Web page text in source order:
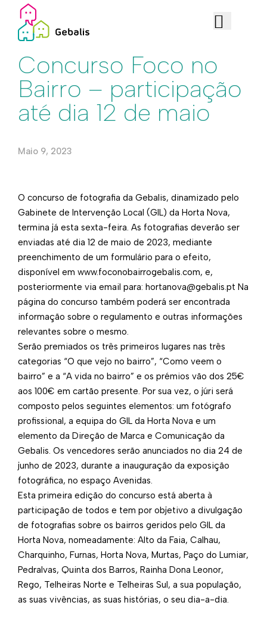
Institucional
Concurso Foco no
Bairro – participação
até dia 12 de maio
Maio 9, 2023
O concurso de fotografia da Gebalis, dinamizado pelo
Gabinete de Intervenção Local (GIL) da Horta Nova,
termina já esta sexta-feira. As fotografias deverão ser
enviadas até dia 12 de maio de 2023, mediante
preenchimento de um formulário para o efeito,
disponível em www.foconobairrogebalis.com, e,
posteriormente via email para: hortanova@gebalis.pt Na
página do concurso também poderá ser encontrada
informação sobre o regulamento e outras informações
relevantes sobre o mesmo.
Serão premiados os três primeiros lugares nas três
categorias “O que vejo no bairro”, “Como veem o
bairro” e a “A vida no bairro” e os prémios vão dos 25€
aos 100€ em cartão presente. Por sua vez, o júri será
composto pelos seguintes elementos: um fotógrafo
profissional, a equipa do GIL da Horta Nova e um
elemento da Direção de Marca e Comunicação da
Gebalis. Os vencedores serão anunciados no dia 24 de
junho de 2023, durante a inauguração da exposição
fotográfica, no espaço Avenidas.
Esta primeira edição do concurso está aberta à
participação de todos e tem por objetivo a divulgação
de fotografias sobre os bairros geridos pelo GIL da
Horta Nova, nomeadamente: Alto da Faia, Calhau,
Charquinho, Furnas, Horta Nova, Murtas, Paço do Lumiar,
Pedralvas, Quinta dos Barros, Rainha Dona Leonor,
Rego, Telheiras Norte e Telheiras Sul, a sua população,
as suas vivências, as suas histórias, o seu dia-a-dia. ​